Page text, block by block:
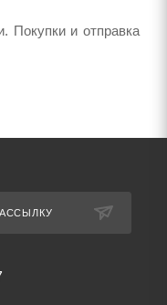
Покупки и отправка